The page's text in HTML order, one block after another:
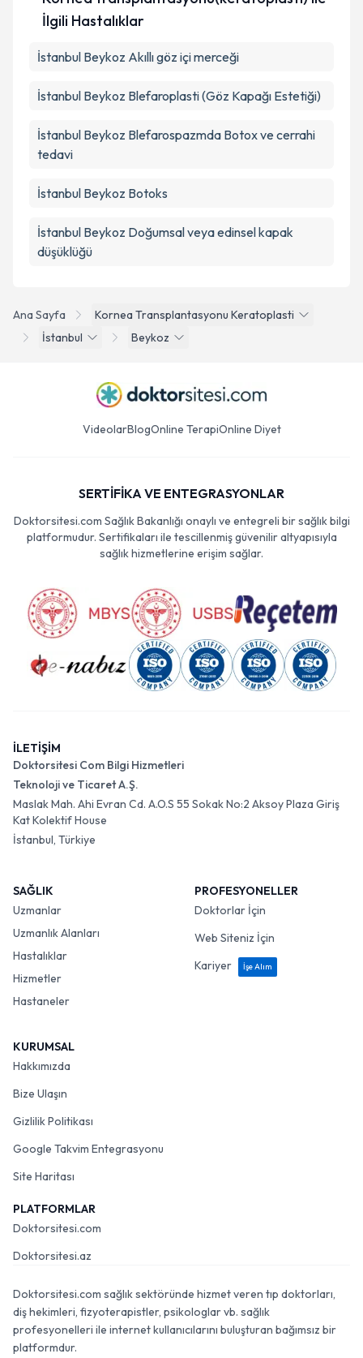
Ana Sayfa
Kornea Transplantasyonu Keratoplasti
İstanbul
Beykoz
İlgili Hastalıklar
İstanbul Beykoz Akıllı göz içi merceği
İstanbul Beykoz Blefaroplasti (Göz Kapağı Estetiği)
İstanbul Beykoz Blefarospazmda Botox ve cerrahi
tedavi
İstanbul Beykoz Botoks
İstanbul Beykoz Doğumsal veya edinsel kapak
düşüklüğü
VideolarBlogOnline TerapiOnline Diyet
SERTİFİKA VE ENTEGRASYONLAR
Doktorsitesi.com Sağlık Bakanlığı onaylı ve entegreli bir sağlık bilgi
platformudur. Sertifikaları ile tescillenmiş güvenilir altyapısıyla
sağlık hizmetlerine erişim sağlar.
İLETİŞİM
Doktorsitesi Com Bilgi Hizmetleri
Teknoloji ve Ticaret A.Ş.
Maslak Mah. Ahi Evran Cd. A.O.S 55 Sokak No:2 Aksoy Plaza Giriş
Kat Kolektif House
İstanbul, Türkiye
SAĞLIK
Uzmanlar
Uzmanlık Alanları
Hastalıklar
Hizmetler
Hastaneler
PROFESYONELLER
Doktorlar İçin
Web Siteniz İçin
Kariyer
İşe Alım
KURUMSAL
Hakkımızda
Bize Ulaşın
Gizlilik Politikası
Google Takvim Entegrasyonu
Site Haritası
PLATFORMLAR
Doktorsitesi.com
Doktorsitesi.az
Doktorsitesi.com sağlık sektöründe hizmet veren tıp doktorları,
diş hekimleri, fizyoterapistler, psikologlar vb. sağlık
profesyonelleri ile internet kullanıcılarını buluşturan bağımsız bir
platformdur.